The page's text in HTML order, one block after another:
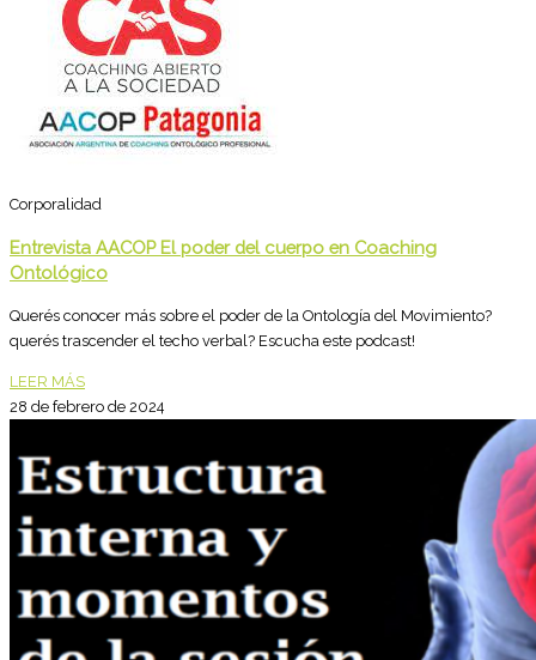
Corporalidad
Entrevista AACOP El poder del cuerpo en Coaching
Ontológico
Querés conocer más sobre el poder de la Ontología del Movimiento?
querés trascender el techo verbal? Escucha este podcast!
LEER MÁS
28 de febrero de 2024